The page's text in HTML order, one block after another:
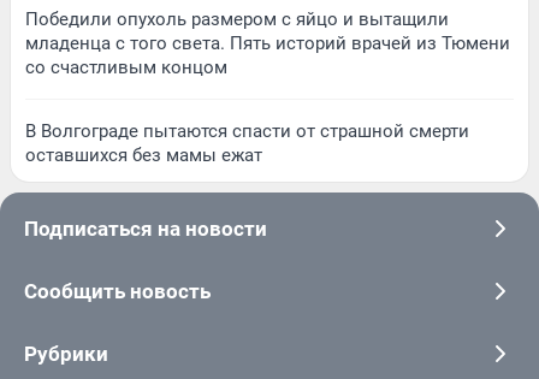
Победили опухоль размером с яйцо и вытащили
младенца с того света. Пять историй врачей из Тюмени
со счастливым концом
В Волгограде пытаются спасти от страшной смерти
оставшихся без мамы ежат
Подписаться на новости
Сообщить новость
Рубрики